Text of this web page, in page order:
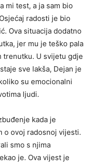
mi test, a ja sam bio
radosti je bio
Ova situacija dodatno
jer mu je teško pala
trenutku. U svijetu gdje
sve lakša, Dejan je
su emocionalni
ljudi.
kada je
o ovoj radosnoj vijesti.
smo s njima
je. Ova vijest je